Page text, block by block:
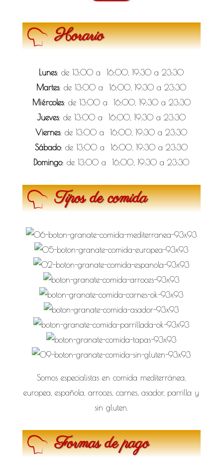
Horario
Lunes: de 13:00 a 16:00, 19:30 a 23:30
Martes: de 13:00 a 16:00, 19:30 a 23:30
Miércoles: de 13:00 a 16:00, 19:30 a 23:30
Jueves: de 13:00 a 16:00, 19:30 a 23:30
Viernes: de 13:00 a 16:00, 19:30 a 23:30
Sábado: de 13:00 a 16:00, 19:30 a 23:30
Domingo: de 13:00 a 16:00, 19:30 a 23:30
Tipos de comida
Somos especialistas en comida mediterránea,
europea, española, arroces, carnes, asador, parrilla y
sin gluten.
Formas de pago